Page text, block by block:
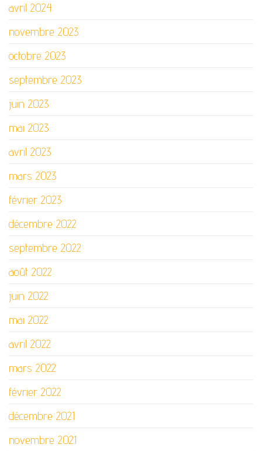
avril 2024
novembre 2023
octobre 2023
septembre 2023
juin 2023
mai 2023
avril 2023
mars 2023
février 2023
décembre 2022
septembre 2022
août 2022
juin 2022
mai 2022
avril 2022
mars 2022
février 2022
décembre 2021
novembre 2021